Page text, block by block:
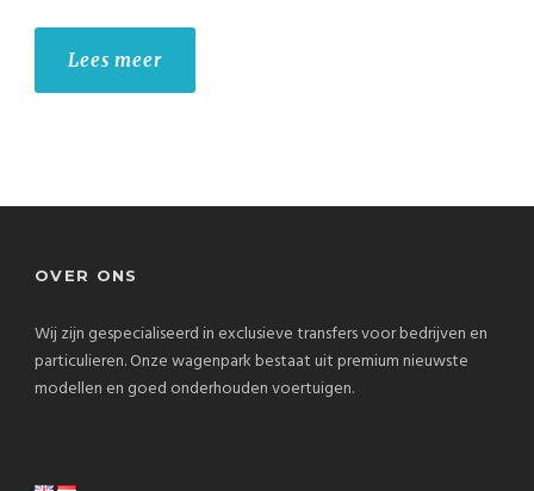
Lees meer
OVER ONS
Wij zijn gespecialiseerd in exclusieve transfers voor bedrijven en
particulieren. Onze wagenpark bestaat uit premium nieuwste
modellen en goed onderhouden voertuigen.